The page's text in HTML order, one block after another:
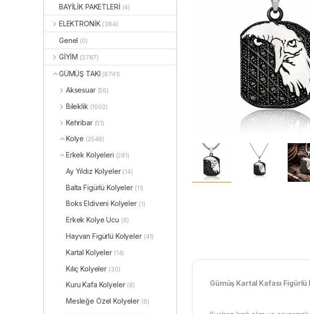
​​Gümüş Kartal Kafası Figürlü
BAYİLİK PAKETLERİ (4)
ELEKTRONİK (384)
Genel (0)
GİYİM (2787)
GÜMÜŞ TAKI (6741)
Aksesuar (56)
Bileklik (1002)
Kehribar (51)
Kolye (2548)
Erkek Kolyeleri (281)
Ay Yıldız Kolyeler (14)
Balta Figürlü Kolyeler (11)
Boks Eldiveni Kolyeler (1)
Erkek Kolye Ucu (8)
Hayvan Figürlü Kolyeler (41)
Kartal Kolyeler (14)
Kılıç Kolyeler (30)
Kuru Kafa Kolyeler (8)
Mesleğe Özel Kolyeler (6)